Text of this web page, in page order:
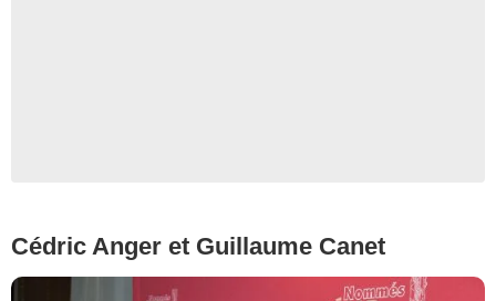
Cédric Anger et Guillaume Canet